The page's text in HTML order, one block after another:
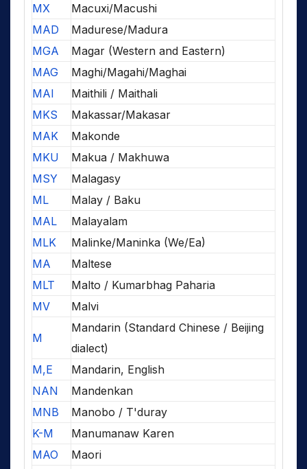
MX
Macuxi/Macushi
MAD
Madurese/Madura
MGA
Magar (Western and Eastern)
MAG
Maghi/Magahi/Maghai
MAI
Maithili / Maithali
MKS
Makassar/Makasar
MAK
Makonde
MKU
Makua / Makhuwa
MSY
Malagasy
ML
Malay / Baku
MAL
Malayalam
MLK
Malinke/Maninka (We/Ea)
MA
Maltese
MLT
Malto / Kumarbhag Paharia
MV
Malvi
M
Mandarin (Standard Chinese / Beijing
dialect)
M,E
Mandarin, English
NAN
Mandenkan
MNB
Manobo / T'duray
K-M
Manumanaw Karen
MAO
Maori